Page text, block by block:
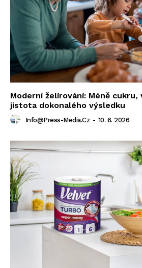
Moderní želírování: Méně cukru,
jistota dokonalého výsledku
Info@press-Media.cz - 10. 6. 2026